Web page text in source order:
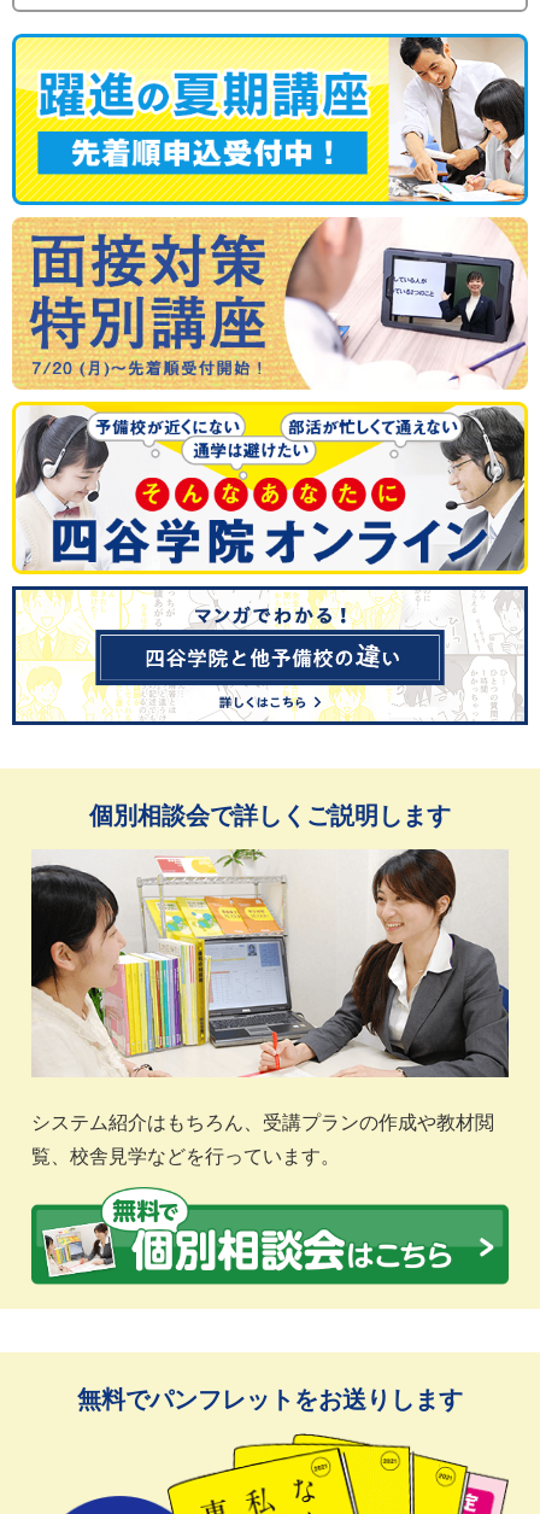
個別相談会で詳しくご説明します
システム紹介はもちろん、受講プランの作成や教材閲
覧、校舎見学などを行っています。
無料でパンフレットをお送りします